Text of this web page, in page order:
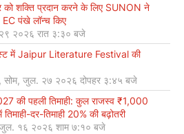
को शक्ति प्रदान करने के लिए SUNON ने
पंखे लॉन्च किए
२०२६ रात ३:३० बजे
में Jaipur Literature Festival की
सोम, जुल. २७ २०२६ दोपहर ३:४५ बजे
की पहली तिमाही: कुल राजस्व ₹1,000
दर-तिमाही 20% की बढ़ोतरी
जुल. १६ २०२६ शाम ७:१० बजे